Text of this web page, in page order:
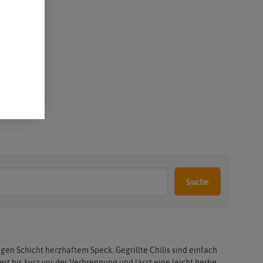
Suche
Schicht herzhaftem Speck. Gegrillte Chilis sind einfach